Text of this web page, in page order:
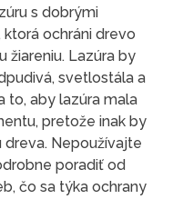
s dobrými
ochráni drevo
žiareniu. Lazúra by
svetlostála a
to, aby lazúra mala
pretože inak by
Nepoužívajte
poradiť od
čo sa týka ochrany